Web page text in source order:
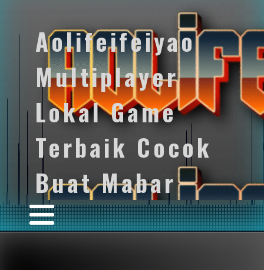
Aolifeifeiyao
Multiplayer
Lokal Game
Terbaik Cocok
Buat Mabar